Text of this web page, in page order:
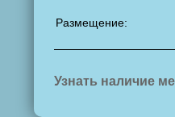
Размещение:
Узнать наличие